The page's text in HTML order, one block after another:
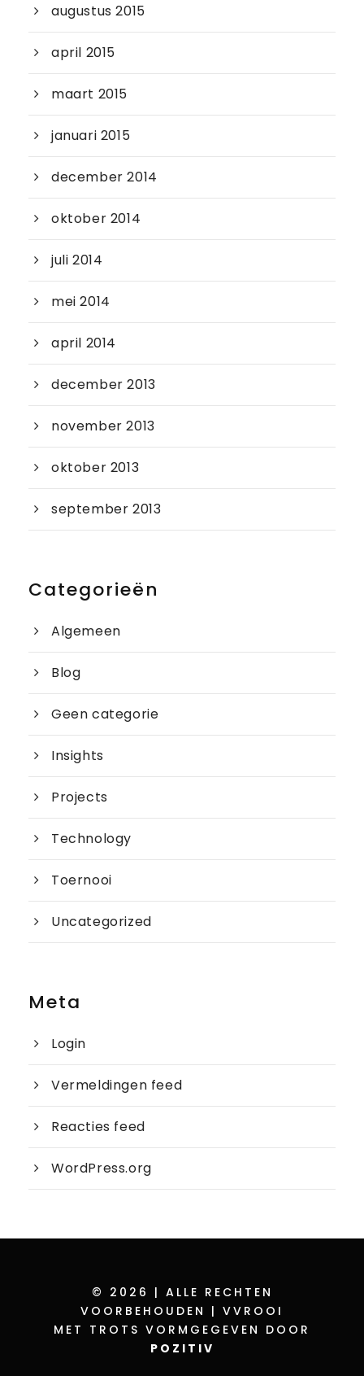
augustus 2015
april 2015
maart 2015
januari 2015
december 2014
oktober 2014
juli 2014
mei 2014
april 2014
december 2013
november 2013
oktober 2013
september 2013
Categorieën
Algemeen
Blog
Geen categorie
Insights
Projects
Technology
Toernooi
Uncategorized
Meta
Login
Vermeldingen feed
Reacties feed
WordPress.org
© 2026 | ALLE RECHTEN
VOORBEHOUDEN | VVROOI
MET TROTS VORMGEGEVEN DOOR
POZITIV